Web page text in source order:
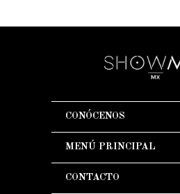
CONÓCENOS
MENÚ PRINCIPAL
CONTACTO